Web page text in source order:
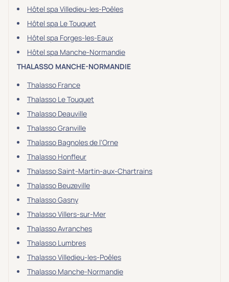
Hôtel spa Villedieu-les-Poêles
Hôtel spa Le Touquet
Hôtel spa Forges-les-Eaux
Hôtel spa Manche-Normandie
THALASSO MANCHE-NORMANDIE
Thalasso France
Thalasso Le Touquet
Thalasso Deauville
Thalasso Granville
Thalasso Bagnoles de l'Orne
Thalasso Honfleur
Thalasso Saint-Martin-aux-Chartrains
Thalasso Beuzeville
Thalasso Gasny
Thalasso Villers-sur-Mer
Thalasso Avranches
Thalasso Lumbres
Thalasso Villedieu-les-Poêles
Thalasso Manche-Normandie